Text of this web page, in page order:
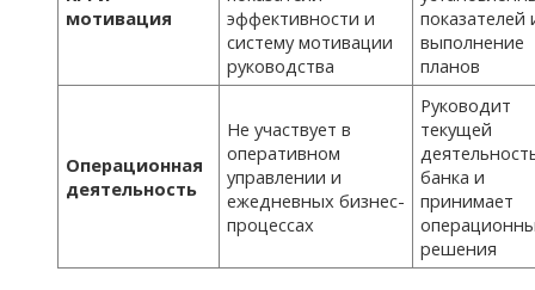
мотивация
эффективности и
систему мотивации
руководства
показателей
выполнение
планов
Операционная
деятельность
Не участвует в
оперативном
управлении и
ежедневных бизнес-
процессах
Руководит
текущей
банка и
принимает
решения